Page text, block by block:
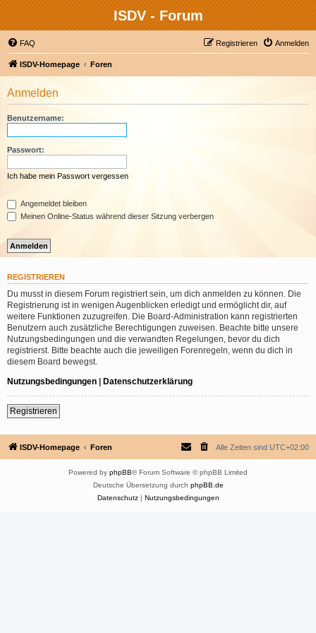
ISDV - Forum
FAQ Anmelden
Registrieren
ISDV-Homepage Foren
Anmelden
Benutzername:
Passwort:
Ich habe mein Passwort vergessen
Angemeldet bleiben
Meinen Online-Status während dieser Sitzung verbergen
REGISTRIEREN
Du musst in diesem Forum registriert sein, um dich anmelden zu können. Die
Registrierung ist in wenigen Augenblicken erledigt und ermöglicht dir, auf
weitere Funktionen zuzugreifen. Die Board-Administration kann registrierten
Benutzern auch zusätzliche Berechtigungen zuweisen. Beachte bitte unsere
Nutzungsbedingungen und die verwandten Regelungen, bevor du dich
registrierst. Bitte beachte auch die jeweiligen Forenregeln, wenn du dich in
diesem Board bewegst.
Nutzungsbedingungen | Datenschutzerklärung
Registrieren
ISDV-Homepage Foren Alle Zeiten sind UTC+02:00
Powered by phpBB® Forum Software © phpBB Limited
Deutsche Übersetzung durch phpBB.de
Datenschutz| Nutzungsbedingungen